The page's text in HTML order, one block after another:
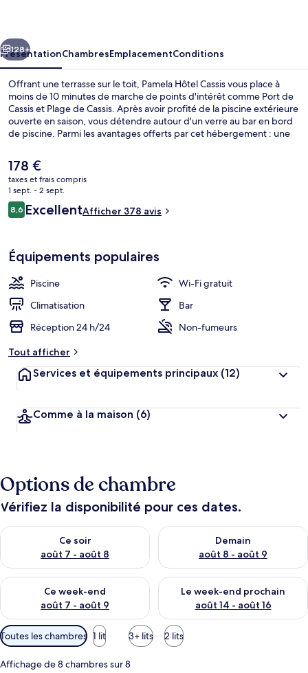
Suivant
128+
PrésentationChambresEmplacementConditions
Offrant une terrasse sur le toit, Pamela Hôtel Cassis vous place à
moins de 10 minutes de marche de points d'intérêt comme Port de
Cassis et Plage de Cassis. Après avoir profité de la piscine extérieure
ouverte en saison, vous détendre autour d'un verre au bar en bord
de piscine. Parmi les avantages offerts par cet hébergement : une
personnel attentionné remportent un vif succès auprès des autres
voyageurs.
Le
prix
actuel
est
de
178 €
taxes et frais compris
1 sept. - 2 sept.
Avis
voyageurs
8,68,6 sur 10
ExcellentAfficher 378 avis
Équipements populaires
Piscine
Wi-Fi gratuit
Climatisation
Bar
Réception 24 h/24
Non-fumeurs
Tout afficher
Services et équipements principaux (12)
Comme à la maison (6)
Options de chambre
Vérifiez la disponibilité pour ces dates.
Ce soir
août 7 - août 8
Vérifier la disponibilité pour ce soir août 7 - août 8
Demain
août 8 - août 9
Vérifier la disponibilité pour
Ce week-end
août 7 - août 9
Vérifier la disponibilité pour ce week-end août 7 - août 9
Le week-end prochain
août 14 - août 16
Vérifier la disponibilité pour
Filtres
disponibles
pour
Toutes les chambres 1 lit 3+ lits 2 lits
Affichage de 8 chambres sur 8